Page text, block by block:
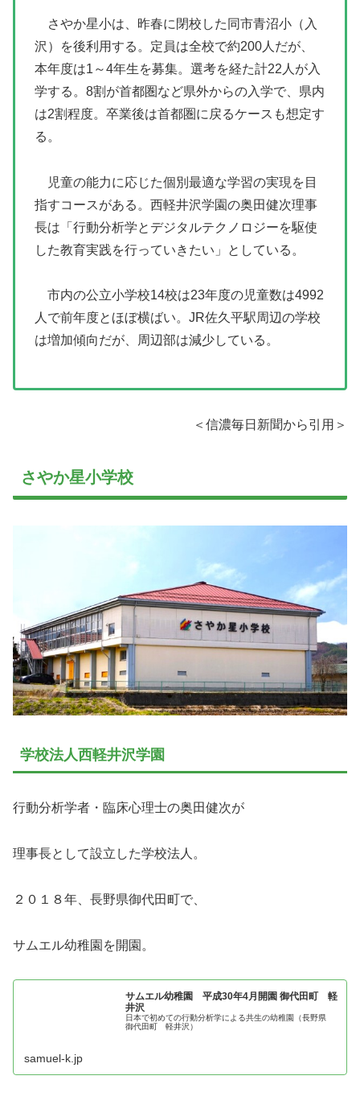
さやか星小は、昨春に閉校した同市青沼小（入
沢）を後利用する。定員は全校で約200人だが、
本年度は1～4年生を募集。選考を経た計22人が入
学する。8割が首都圏など県外からの入学で、県内
は2割程度。卒業後は首都圏に戻るケースも想定す
る。
児童の能力に応じた個別最適な学習の実現を目
指すコースがある。西軽井沢学園の奥田健次理事
長は「行動分析学とデジタルテクノロジーを駆使
した教育実践を行っていきたい」としている。
市内の公立小学校14校は23年度の児童数は4992
人で前年度とほぼ横ばい。JR佐久平駅周辺の学校
は増加傾向だが、周辺部は減少している。
＜信濃毎日新聞から引用＞
さやか星小学校
学校法人西軽井沢学園
行動分析学者・臨床心理士の奥田健次が
理事長として設立した学校法人。
２０１８年、長野県御代田町で、
サムエル幼稚園を開園。
サムエル幼稚園 平成30年4月開園 御代田町 軽
井沢
日本で初めての行動分析学による共生の幼稚園（長野県
御代田町 軽井沢）
samuel-k.jp